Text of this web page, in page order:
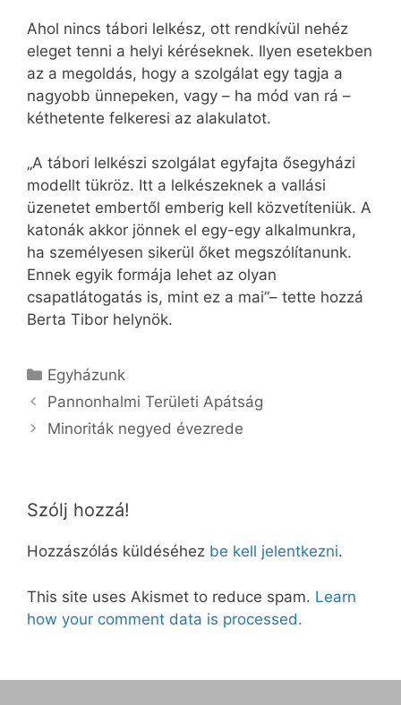
Ahol nincs tábori lelkész, ott rendkívül nehéz
eleget tenni a helyi kéréseknek. Ilyen esetekben
az a megoldás, hogy a szolgálat egy tagja a
nagyobb ünnepeken, vagy – ha mód van rá –
kéthetente felkeresi az alakulatot.
„A tábori lelkészi szolgálat egyfajta ősegyházi
modellt tükröz. Itt a lelkészeknek a vallási
üzenetet embertől emberig kell közvetíteniük. A
katonák akkor jönnek el egy-egy alkalmunkra,
ha személyesen sikerül őket megszólítanunk.
Ennek egyik formája lehet az olyan
csapatlátogatás is, mint ez a mai”– tette hozzá
Berta Tibor helynök.
Kategória
Egyházunk
Pannonhalmi Területi Apátság
Minoriták negyed évezrede
Szólj hozzá!
Hozzászólás küldéséhez be kell jelentkezni.
This site uses Akismet to reduce spam. Learn
how your comment data is processed.